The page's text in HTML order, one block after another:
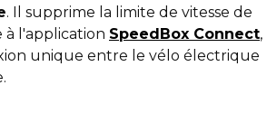
. Il supprime la limite de vitesse de
à l'application SpeedBox Connect,
unique entre le vélo électrique